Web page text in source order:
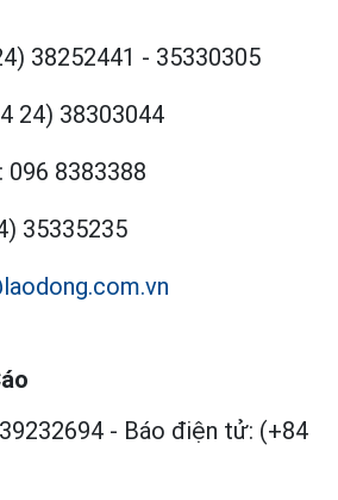
38252441 - 35330305
24) 38303044
096 8383388
35335235
- Báo điện tử: (+84